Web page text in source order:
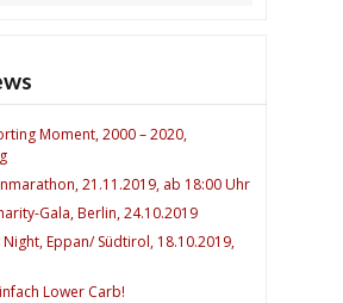
Moment, 2000 – 2020,
21.11.2019, ab 18:00 Uhr
Gala, Berlin, 24.10.2019
Night, Eppan/ Südtirol, 18.10.2019,
Lower Carb!